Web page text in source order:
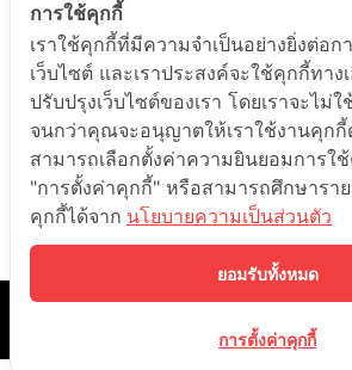
หนังสือที่ชัดเจน พร้อมฝึกทำโจทย์อย่างมีระบ
สอบอย่างเต็มที่เพื่อคว้าโอกาสสู่รั้วเตรียมอุดม
อุดมศึกษา (รอบคัดเลือกทั่วไป) อ้างอิงจากก
2567 📌 ต้องศึกษาอยู่ชั้น ม.3 หรือเทียบเท่า
ไม่ใช้ GPAX หรือเกรดเฉลี่ยในการคัดเลือกใ
วิชาที่สอบ วิทย์ – คณิตฯ วิทยาศาสตร์ คณิตศ
ภาษาไทย สังคมศึกษา ภาษา – คณิตฯ คณิต
ภาษาไทย สังคมศึกษา ภาษา – ภาษาต่างประ
ภาษาไทย สังคมศึกษา […]
©️ 2021 ONDEMAND EDUCATION CO.,LTD. ALL
BY LEARN CORPORATION
การใช้คุกกี้
เราใช้คุกกี้ที่มีความจำเป็นอย่างยิ่งต่อก
เว็บไซต์ และเราประสงค์จะใช้คุกกี้ทาง
ปรับปรุงเว็บไซต์ของเรา โดยเราจะไม่
จนกว่าคุณจะอนุญาตให้เราใช้งานคุก
สามารถเลือกตั้งค่าความยินยอมการใ
"การตั้งค่าคุกกี้" หรือสามารถศึกษารา
คุกกี้ได้จาก นโยบายความเป็นส่วนตัว
ยอมรับทั้งหมด
การตั้งค่าคุกกี้